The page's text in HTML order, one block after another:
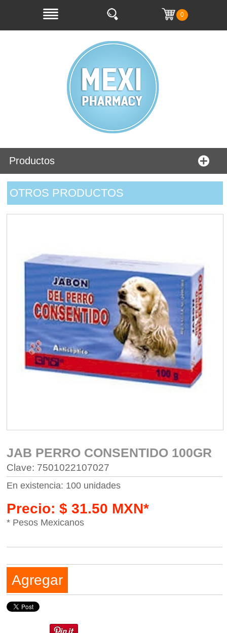
0
Productos
OTROS PRODUCTOS
JAB PERRO CONSENTIDO 100GR
Clave: 7501022107027
En existencia: 100 unidades
Precio: $ 31.50 MXN*
* Pesos Mexicanos
Agregar